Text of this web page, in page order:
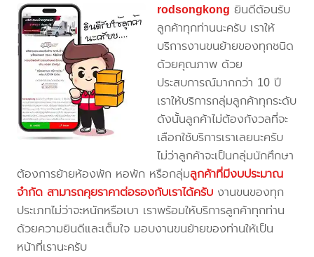
rodsongkong ยินดีต้อนรับ
ลูกค้าทุกท่านนะครับ เราให้
บริการงานขนย้ายของทุกชนิด
ด้วยคุณภาพ ด้วย
ประสบการณ์มากกว่า 10 ปี
เราให้บริการกลุ่มลูกค้าทุกระดับ
ดังนั้นลูกค้าไม่ต้องกังวลที่จะ
เลือกใช้บริการเราเลยนะครับ
ไม่ว่าลูกค้าจะเป็นกลุ่มนักศึกษา
ต้องการย้ายห้องพัก หอพัก หรือกลุ่มลูกค้าที่มีงบประมาณ
จำกัด สามารถคุยราคาต่อรองกับเราได้ครับ งานขนของทุก
ประเภทไม่ว่าจะหนักหรือเบา เราพร้อมให้บริการลูกค้าทุกท่าน
ด้วยความยินดีและเต็มใจ มอบงานขนย้ายของท่านให้เป็น
หน้าที่เรานะครับ